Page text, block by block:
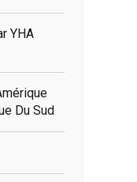
YHA
Du Sud